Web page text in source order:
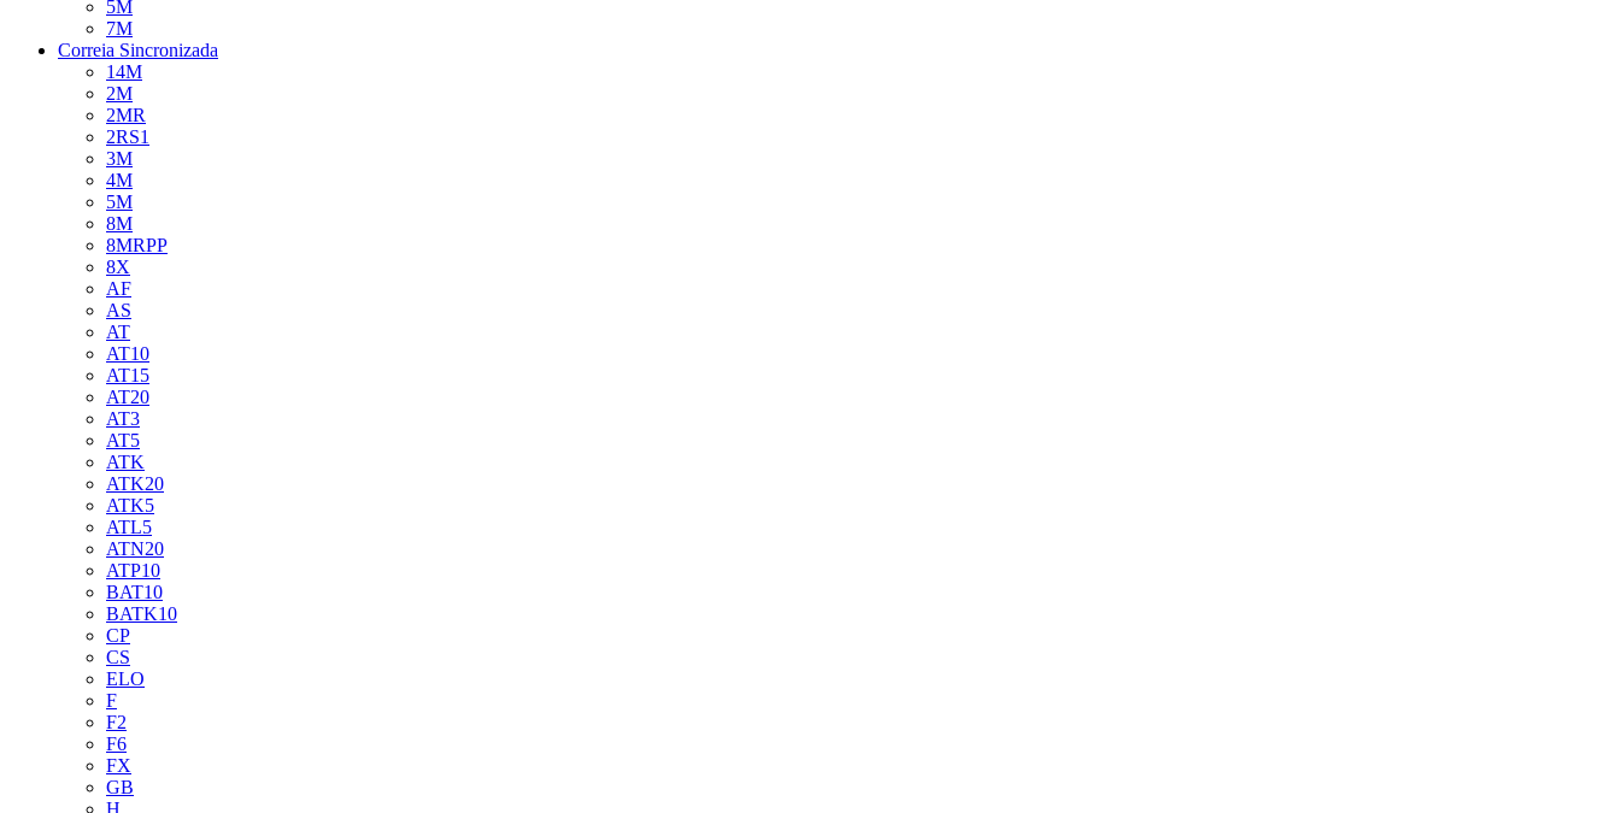
5M
7M
Correia Sincronizada
14M
2M
2MR
2RS1
3M
4M
5M
8M
8MRPP
8X
AF
AS
AT
AT10
AT15
AT20
AT3
AT5
ATK
ATK20
ATK5
ATL5
ATN20
ATP10
BAT10
BATK10
CP
CS
ELO
F
F2
F6
FX
GB
H